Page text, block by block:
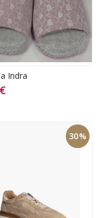
Indra
30%